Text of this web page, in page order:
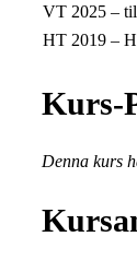
VT 2025 –
HT 2019 –
Kurs-
Denna kurs